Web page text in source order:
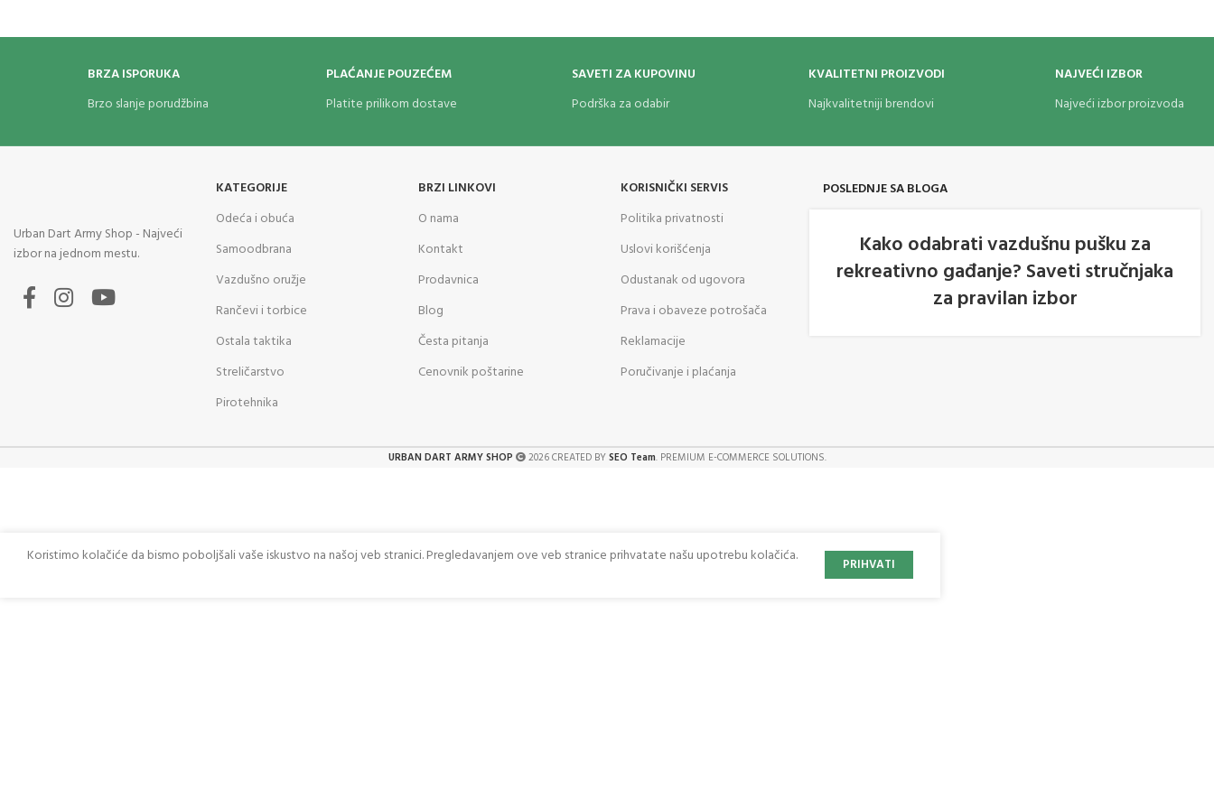
BRZA ISPORUKA
Brzo slanje porudžbina
PLAĆANJE POUZEĆEM
Platite prilikom dostave
SAVETI ZA KUPOVINU
Podrška za odabir
KVALITETNI PROIZVODI
Najkvalitetniji brendovi
NAJVEĆI IZBOR
Najveći izbor proizvoda
Urban Dart Army Shop - Najveći
izbor na jednom mestu.
KATEGORIJE
Odeća i obuća
Samoodbrana
Vazdušno oružje
Rančevi i torbice
Ostala taktika
Streličarstvo
Pirotehnika
BRZI LINKOVI
O nama
Kontakt
Prodavnica
Blog
Česta pitanja
Cenovnik poštarine
KORISNIČKI SERVIS
Politika privatnosti
Uslovi korišćenja
Odustanak od ugovora
Prava i obaveze potrošača
Reklamacije
Poručivanje i plaćanja
POSLEDNJE SA BLOGA
Kako odabrati vazdušnu pušku za
rekreativno gađanje? Saveti stručnjaka
za pravilan izbor
URBAN DART ARMY SHOP 2026 CREATED BYSEO Team. PREMIUM E-COMMERCE SOLUTIONS.
Koristimo kolačiće da bismo poboljšali vaše iskustvo na našoj veb stranici. Pregledavanjem ove veb stranice prihvatate našu upotrebu kolačića. PRIHVATI